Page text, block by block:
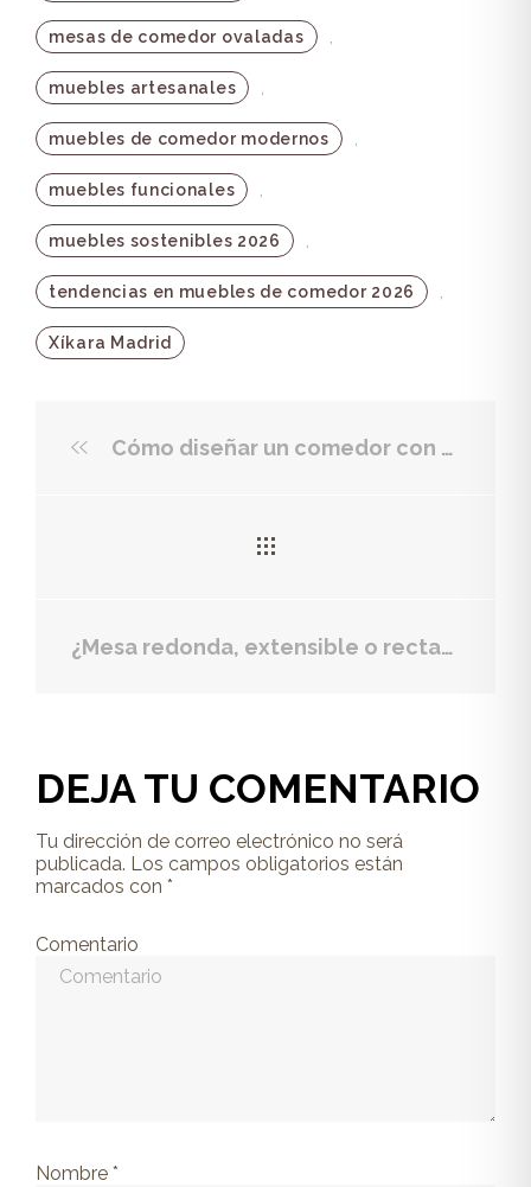
mesas de comedor ovaladas ,
muebles artesanales ,
muebles de comedor modernos ,
muebles funcionales ,
muebles sostenibles 2026 ,
tendencias en muebles de comedor 2026 ,
Xíkara Madrid
Cómo diseñar un comedor con muebles a medida que se adapta a tu estilo de vida (y al espacio de tu casa en Madrid)
¿Mesa redonda, extensible o rectangular? Claves para elegir la mesa de comedor perfecta para tu hogar
DEJA TU COMENTARIO
Tu dirección de correo electrónico no será
publicada. Los campos obligatorios están
marcados con *
Comentario
Nombre *